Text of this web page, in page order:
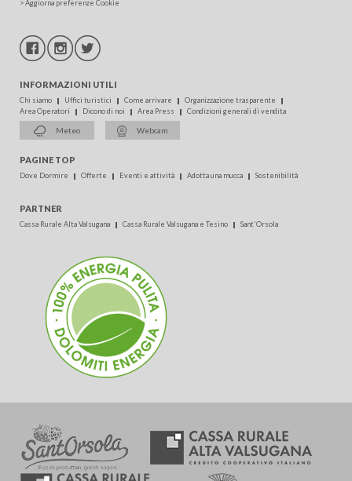
>Aggiorna preferenze Cookie
INFORMAZIONI UTILI
Chi siamo Uffici turistici Come arrivare
Organizzazione trasparente
Area Operatori
Dicono di noi Area Press Condizioni generali di vendita
Meteo Webcam
PAGINE TOP
Dove Dormire Offerte Eventi e attività Adotta una mucca Sostenibilità
PARTNER
Cassa Rurale Alta Valsugana Cassa Rurale Valsugana e Tesino Sant'Orsola